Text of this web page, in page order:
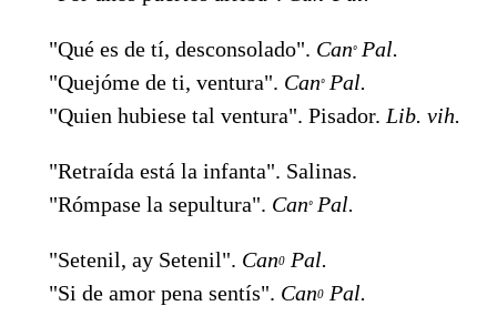
"Qué es de tí, desconsolado". CanºPal.
"Quejóme de ti, ventura". CanºPal.
"Quien hubiese tal ventura". Pisador. Lib. vih.
"Retraída está la infanta". Salinas.
"Rómpase la sepultura". CanºPal.
"Setenil, ay Setenil". Can0 Pal.
"Si de amor pena sentís". Can0 Pal.